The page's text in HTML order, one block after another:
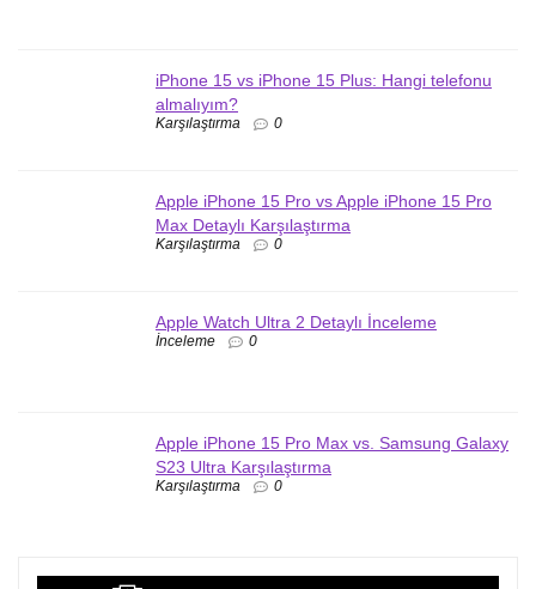
iPhone 15 vs iPhone 15 Plus: Hangi telefonu
almalıyım?
Karşılaştırma 0
Apple iPhone 15 Pro vs Apple iPhone 15 Pro
Max Detaylı Karşılaştırma
Karşılaştırma 0
Apple Watch Ultra 2 Detaylı İnceleme
İnceleme 0
Apple iPhone 15 Pro Max vs. Samsung Galaxy
S23 Ultra Karşılaştırma
Karşılaştırma 0